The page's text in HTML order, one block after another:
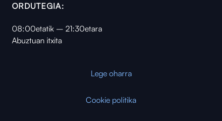
ORDUTEGIA:
08:00etatik – 21:30etara
Abuztuan itxita
Lege oharra
Cookie politika